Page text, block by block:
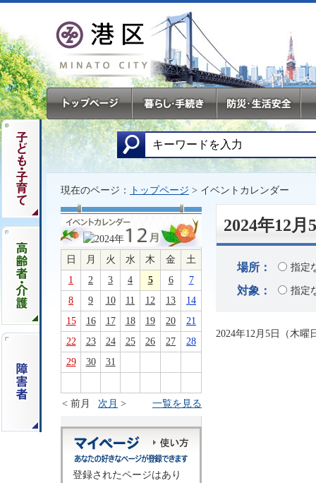
現在のページ： トップページ > イベントカレンダー
日 月 火 水 木 金
土
1
2 3 4 5 6
7
8
9 10 11 12 13
14
15
16 17 18 19 20
21
22
23 24 25 26 27
28
29
30 31
< 前月 次月 > 一覧を見る
登録されたページはあり
2024年12
場所： 指定
対象： 指定
2024年12月5日（木曜